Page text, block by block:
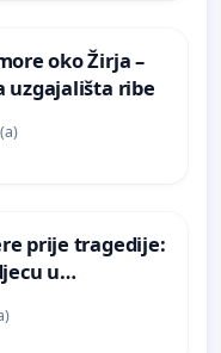
oko Žirja –
uzgajališta ribe
prije tragedije:
u